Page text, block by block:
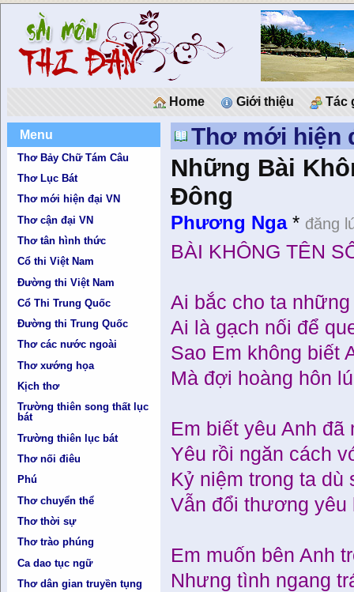
Home Giới thiệu Tác
Menu
Thơ Bảy Chữ Tám Câu
Thơ Lục Bát
Thơ mới hiện đại VN
Thơ cận đại VN
Thơ tân hình thức
Cổ thi Việt Nam
Đường thi Việt Nam
Cổ Thi Trung Quốc
Đường thi Trung Quốc
Thơ các nước ngoài
Thơ xướng họa
Kịch thơ
Trường thiên song thất lục
bát
Trường thiên lục bát
Thơ nối điêu
Phú
Thơ chuyển thể
Thơ thời sự
Thơ trào phúng
Ca dao tục ngữ
Thơ dân gian truyền tụng
Thơ mới hiện
Những Bài
Đông
Phương Nga* đăng
BÀI KHÔNG TÊN
Ai bắc cho ta
Ai là gạch nối để
Sao Em không biết
Mà đợi hoàng hôn
Em biết yêu Anh đã
Yêu rồi ngăn cách
Kỷ niệm trong ta dù
Vẫn đổi thương yêu
Em muốn bên Anh
Nhưng tình ngang